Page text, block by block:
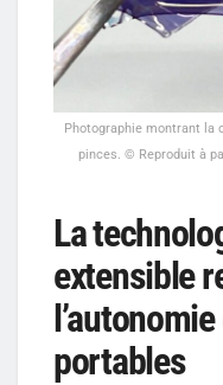
Photographie montrant la
pinces. © Reproduit à
La
extensible
portables